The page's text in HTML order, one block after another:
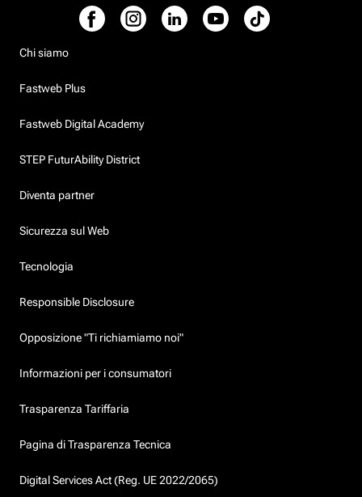
Chi siamo
Fastweb Plus
Fastweb Digital Academy
STEP FuturAbility District
Diventa partner
Sicurezza sul Web
Tecnologia
Responsible Disclosure
Opposizione "Ti richiamiamo noi"
Informazioni per i consumatori
Trasparenza Tariffaria
Pagina di Trasparenza Tecnica
Digital Services Act (Reg. UE 2022/2065)